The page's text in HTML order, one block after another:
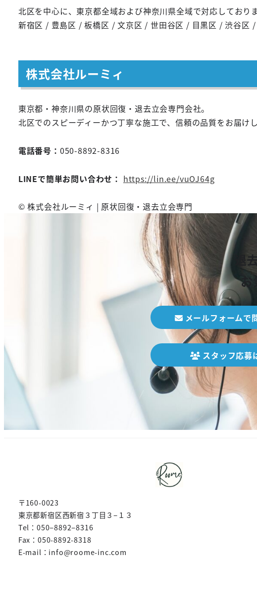
北区を中心に、東京都全域および神奈川県全域で対応しておりま
新宿区 / 豊島区 / 板橋区 / 文京区 / 世田谷区 / 目黒区 / 渋谷区
株式会社ルーミィ
東京都・神奈川県の原状回復・退去立会専門会社。
北区でのスピーディーかつ丁寧な施工で、信頼の品質をお届けし
電話番号： 050-8892-8316
LINEで簡単お問い合わせ： https://lin.ee/vuOJ64g
© 株式会社ルーミィ | 原状回復・退去立会専門
お
メールフォームで
スタッフ応募
〒160-0023
東京都新宿区西新宿３丁目３−１３
Tel：050−8892−8316
Fax：050-8892-8318
E-mail：info@roome-inc.com